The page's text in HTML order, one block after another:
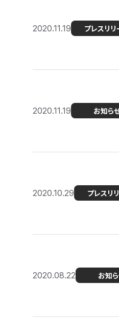
2020.11.19 プレスリリ
2020.11.19 お知ら
2020.10.29 プレスリ
2020.08.22 お知